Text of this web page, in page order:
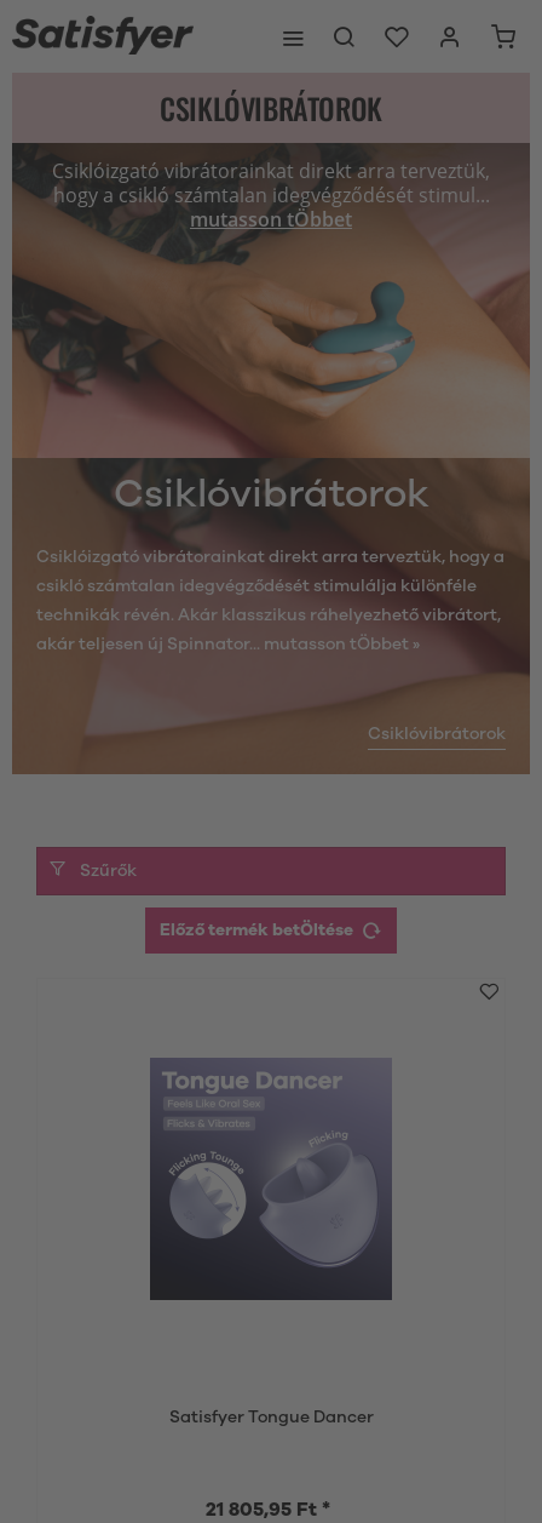
CSIKLÓVIBRÁTOROK
Csiklóizgató vibrátorainkat direkt arra terveztük,
hogy a csikló számtalan idegvégződését stimul...
mutasson tÖbbet
Csiklóvibrátorok
Csiklóizgató vibrátorainkat direkt arra terveztük, hogy a
csikló számtalan idegvégződését stimulálja különféle
technikák révén. Akár klasszikus ráhelyezhető vibrátort,
akár teljesen új Spinnator... mutasson tÖbbet »
Csiklóvibrátorok
Szűrők
Előző termék betÖltése
Satisfyer Tongue Dancer
21 805,95 Ft *